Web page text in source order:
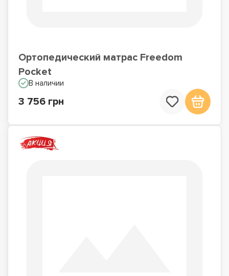
Ортопедический матрас Freedom
Pocket
В наличии
3 756 грн